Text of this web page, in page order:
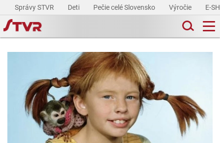
Správy STVR Deti Pečie celé Slovensko Výročie E-